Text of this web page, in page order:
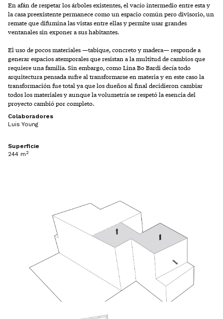
En afán de respetar los árboles existentes, el vacío intermedio entre esta y
la casa preexistente permanece como un espacio común pero divisorio, un
remate que difumina las vistas entre ellas y permite usar grandes
ventanales sin exponer a sus habitantes.
El uso de pocos materiales —tabique, concreto y madera— responde a
generar espacios atemporales que resistan a la multitud de cambios que
requiere una familia. Sin embargo, como Lina Bo Bardi decía todo
arquitectura pensada sufre al transformarse en materia y en este caso la
transformación fue total ya que los dueños al final decidieron cambiar
todos los materiales y aunque la volumetría se respetó la esencia del
proyecto cambió por completo.
Colaboradores
Luis Young
Superficie
244 m 2